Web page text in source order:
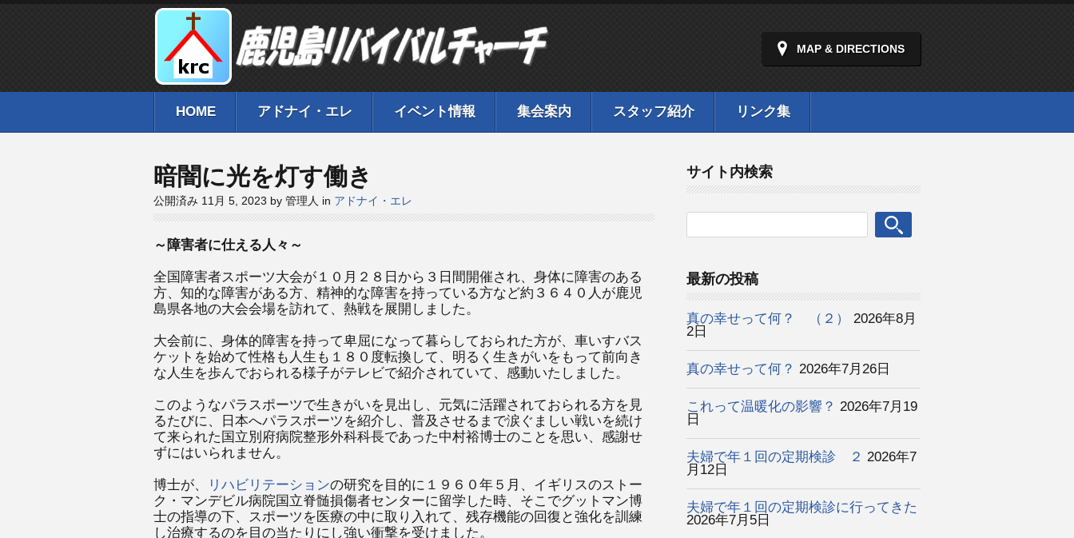
MAP & DIRECTIONS
HOME アドナイ・エレ イベント情報 集会案内 スタッフ紹介 リンク集
暗闇に光を灯す働き
公開済み 11月 5, 2023 by 管理人 in アドナイ・エレ
～障害者に仕える人々～
全国障害者スポーツ大会が１０月２８日から３日間開催され、身体に障害のある
方、知的な障害がある方、精神的な障害を持っている方など約３６４０人が鹿児
島県各地の大会会場を訪れて、熱戦を展開しました。
大会前に、身体的障害を持って卑屈になって暮らしておられた方が、車いすバス
ケットを始めて性格も人生も１８０度転換して、明るく生きがいをもって前向き
な人生を歩んでおられる様子がテレビで紹介されていて、感動いたしました。
このようなパラスポーツで生きがいを見出し、元気に活躍されておられる方を見
るたびに、日本へパラスポーツを紹介し、普及させるまで涙ぐましい戦いを続け
て来られた国立別府病院整形外科科長であった中村裕博士のことを思い、感謝せ
ずにはいられません。
博士が、 リハビリテーションの研究を目的に１９６０年５月、イギリスのストー
ク・マンデビル病院国立脊髄損傷者センターに留学した時、そこでグットマン博
士の指導の下、スポーツを医療の中に取り入れて、残存機能の回復と強化を訓練
し治療するのを目の当たりにし強い衝撃を受けました。
サイト内検索
最新の投稿
真の幸せって何？ （２）
2026年8月
2日
真の幸せって何？ 2026年7月26日
これって温暖化の影響？ 2026年7月19
日
夫婦で年１回の定期検診 ２ 2026年7
月12日
夫婦で年１回の定期検診に行ってきた
2026年7月5日